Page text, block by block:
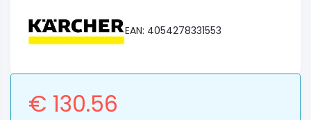
EAN: 4054278331553
€ 130.56